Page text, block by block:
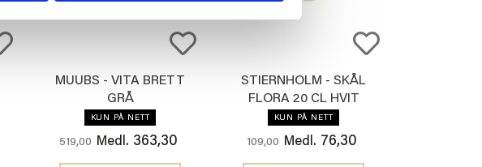
MUUBS - VITA BRETT
GRÅ
KUN PÅ NETT
519,00 Medl. 363,30
STIERNHOLM - SKÅL
FLORA 20 CL HVIT
KUN PÅ NETT
109,00 Medl. 76,30